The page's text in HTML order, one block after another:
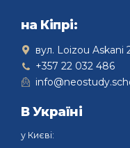
на Кіпрі:
вул. Loizou Askani
+357 22 032 486
В Україні
у Києві: